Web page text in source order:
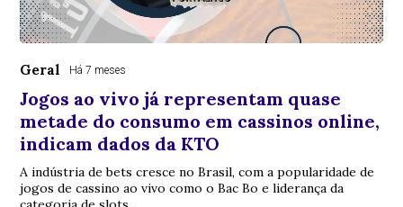
Geral Há 7 meses
Jogos ao vivo já representam quase
metade do consumo em cassinos online,
indicam dados da KTO
A indústria de bets cresce no Brasil, com a popularidade de
jogos de cassino ao vivo como o Bac Bo e liderança da